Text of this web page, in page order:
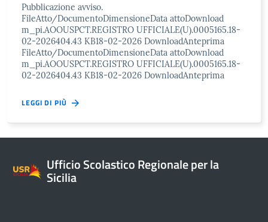
Pubblicazione avviso.
FileAtto/DocumentoDimensioneData attoDownload
m_pi.AOOUSPCT.REGISTRO UFFICIALE(U).0005165.18-
02-2026404.43 KB18-02-2026 DownloadAnteprima
FileAtto/DocumentoDimensioneData attoDownload
m_pi.AOOUSPCT.REGISTRO UFFICIALE(U).0005165.18-
02-2026404.43 KB18-02-2026 DownloadAnteprima
LEGGI DI PIÙ
Ufficio Scolastico Regionale per la
Sicilia